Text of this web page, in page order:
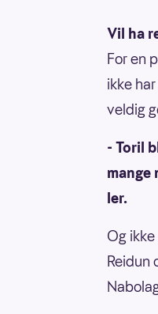
Vil ha
For en
ikke
veldig
- Toril
mange
ler.
Og
Reidun